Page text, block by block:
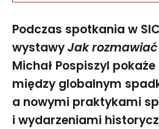
Podczas spotkania w
wystawyJak
Michał Pospiszyl
między globalnym
a nowymi praktykami
i wydarzeniami